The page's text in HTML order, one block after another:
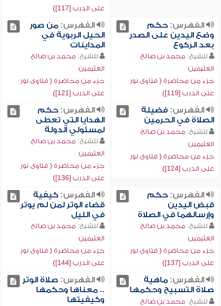
على الدرب [117])
الفهرس:حكم
وضع اليدين على الصدر
بعد الركوع
للشيخ: محمد بن صالح
العثيمين
جزء من محاضرة ( فتاوى نور
على الدرب [119])
الفهرس:من صور
الحيل الربوية في
المداينات
للشيخ: محمد بن صالح
العثيمين
جزء من محاضرة ( فتاوى نور
على الدرب [121])
الفهرس:فضيلة
الصلاة في الحرمين
للشيخ: محمد بن صالح
العثيمين
جزء من محاضرة ( فتاوى نور
على الدرب [124])
الفهرس:حكم
الهدايا التي تعطى
لمسئولي الدولة
للشيخ: محمد بن صالح
العثيمين
جزء من محاضرة ( فتاوى نور
على الدرب [136])
الفهرس:حكم
قبض اليدين
وإرسالهما في الصلاة
للشيخ: محمد بن صالح
العثيمين
جزء من محاضرة ( فتاوى نور
على الدرب [137])
الفهرس:كيفية
قضاء الوتر لمن لم يوتر
في الليل
للشيخ: محمد بن صالح
العثيمين
جزء من محاضرة ( فتاوى نور
على الدرب [144])
الفهرس:ماهية
صلاة التسبيح وحكمها
للشيخ: محمد بن صالح
الفهرس: صلاة الوتر
.. معناها وحكمها
وكيفيتها